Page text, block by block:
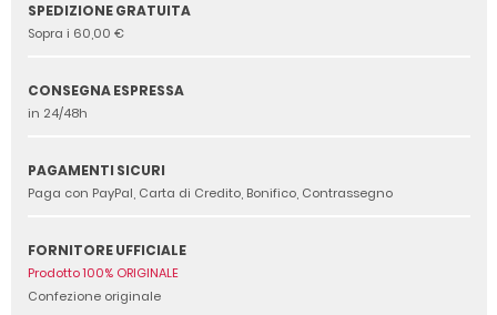
SPEDIZIONE GRATUITA
Sopra i 60,00 €
CONSEGNA ESPRESSA
in 24/48h
PAGAMENTI SICURI
Paga con PayPal, Carta di Credito, Bonifico, Contrassegno
FORNITORE UFFICIALE
Prodotto 100% ORIGINALE
Confezione originale